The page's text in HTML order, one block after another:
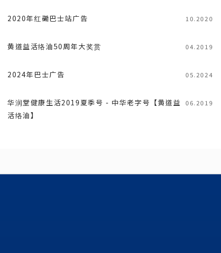
2020年红磡巴士站广告 10.2020
黄道益活络油50周年大奖赏 04.2019
2024年巴士广告 05.2024
华润堂健康生活2019夏季号 - 中华老字号【黄道益
活络油】
06.2019